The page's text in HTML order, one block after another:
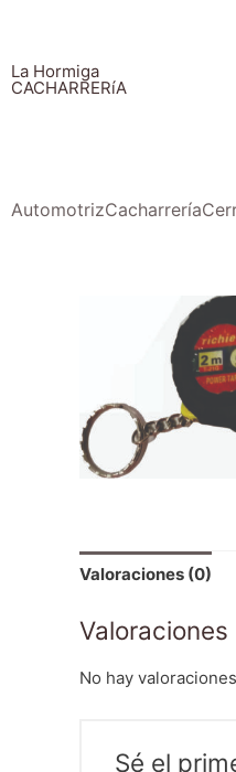
La Hormiga
CACHARRERíA
AutomotrizCacharrería
Valoraciones (0)
Valoraciones
No hay
Sé el